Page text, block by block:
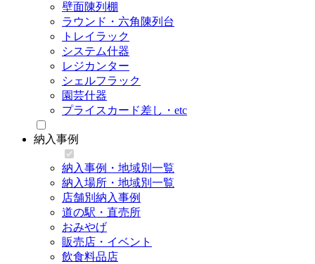
壁面陳列棚
ラウンド・六角陳列台
トレイラック
システム什器
レジカンター
シェルフラック
園芸什器
プライスカード差し・etc
納入事例
納入事例・地域別一覧
納入場所・地域別一覧
店舗別納入事例
道の駅・直売所
おみやげ
販売店・イベント
飲食料品店